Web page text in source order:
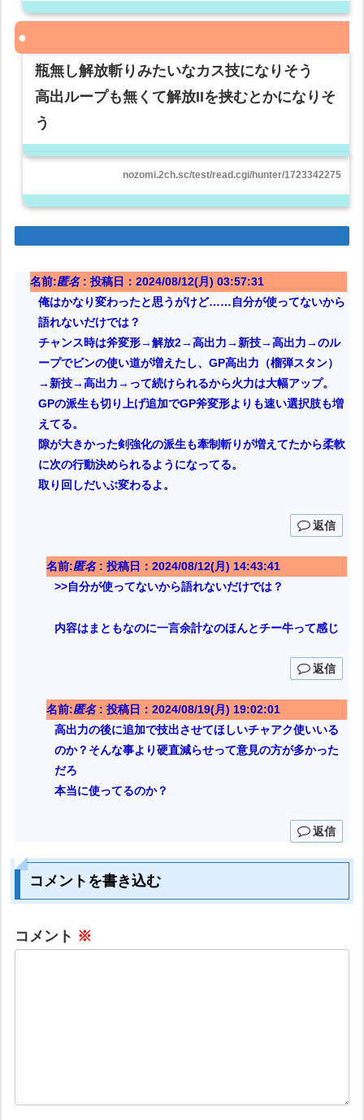
瓶無し解放斬りみたいなカス技になりそう
高出ループも無くて解放IIを挟むとかになりそ
う
nozomi.2ch.sc/test/read.cgi/hunter/1723342275
名前:匿名: 投稿日：2024/08/12(月) 03:57:31
俺はかなり変わったと思うがけど……自分が使ってないから
語れないだけでは？
チャンス時は斧変形→解放2→高出力→新技→高出力→のル
ープでビンの使い道が増えたし、GP高出力（榴弾スタン）
→新技→高出力→って続けられるから火力は大幅アップ。
GPの派生も切り上げ追加でGP斧変形よりも速い選択肢も増
えてる。
隙が大きかった剣強化の派生も牽制斬りが増えてたから柔軟
に次の行動決められるようになってる。
取り回しだいぶ変わるよ。
返信
名前:匿名: 投稿日：2024/08/12(月) 14:43:41
>>自分が使ってないから語れないだけでは？
内容はまともなのに一言余計なのほんとチー牛って感じ
返信
名前:匿名: 投稿日：2024/08/19(月) 19:02:01
高出力の後に追加で技出させてほしいチャアク使いいる
のか？そんな事より硬直減らせって意見の方が多かった
だろ
本当に使ってるのか？
返信
コメントを書き込む
コメント ※